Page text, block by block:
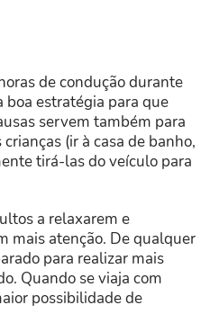
de condução durante
boa estratégia para que
servem também para
(ir à casa de banho,
tirá-las do veículo para
a relaxarem e
mais atenção. De qualquer
para realizar mais
Quando se viaja com
possibilidade de